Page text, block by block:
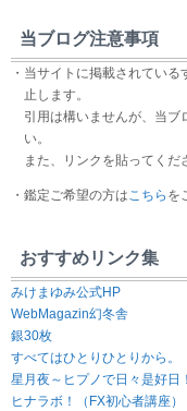
当ブログ注意事項
・当サイトに掲載されてい
止します。
引用は構いませんが、当ブ
い。
また、リンクを貼ってくだ
・鑑定ご希望の方はこちら を
おすすめリンク集
みけまゆみ公式HP
WebMagazin幻冬舎
銀30枚
すべてはひとりひとりから。
星月夜～ヒプノで日々是好日！
ヒナラボ！（FX初心者講座）